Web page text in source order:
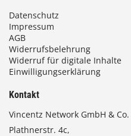
Datenschutz
Impressum
AGB
Widerrufsbelehrung
Widerruf für digitale Inhalte
Einwilligungserklärung
Kontakt
Vincentz Network GmbH & Co.
Plathnerstr. 4c,